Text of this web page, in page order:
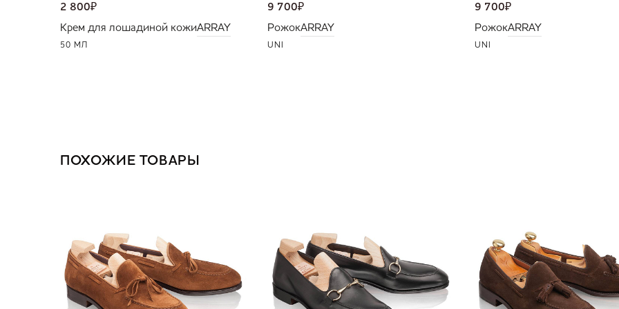
2 800₽
Крем для лошадиной кожиARRAY
50 МЛ
9 700₽
РожокARRAY
UNI
9 700₽
РожокARRAY
UNI
ПОХОЖИЕ ТОВАРЫ